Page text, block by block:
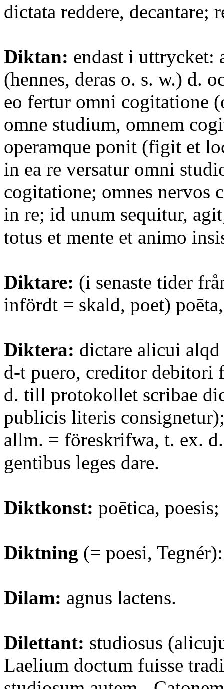
dictata reddere, decantare;
Diktan: endast i uttrycket:
(hennes, deras o. s. w.) d.
eo fertur omni cogitatione
omne studium, omnem
operamque ponit (figit et
in ea re versatur omni
cogitatione; omnes nervos
in re; id unum sequitur,
totus et mente et animo
Diktare: (i senaste tider
infördt = skald, poet)
Diktera: dictare alicui
d-t puero, creditor debitori
d. till protokollet scribae
publicis literis
allm. = föreskrifwa, t. ex.
gentibus leges dare.
Diktkonst: poētica,
Diktning (= poesi,
Dilam: agnus lactens.
Dilettant: studiosus
Laelium doctum fuisse